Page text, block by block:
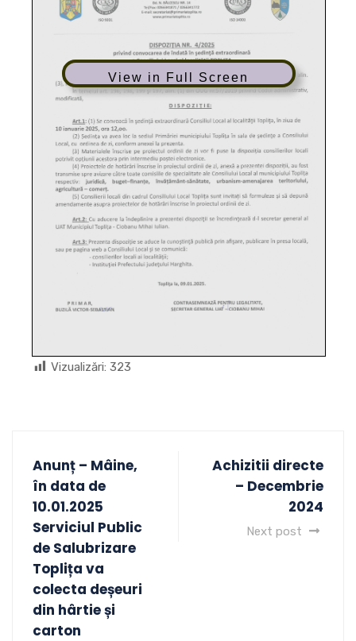
View in Full Screen
Vizualizări: 323
Anunț – Mâine,
în data de
10.01.2025
Serviciul Public
de Salubrizare
Toplița va
colecta deșeuri
din hârtie și
carton
Achizitii directe
– Decembrie
2024
Next post